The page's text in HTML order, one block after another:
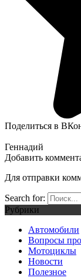
Поделиться в
Геннадий
Добавить
Для отправки
Search for:
Рубрики
Автомобили
Вопросы
Мотоциклы
Новости
Полезное